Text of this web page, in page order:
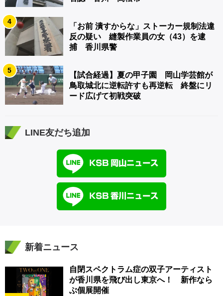
4
「お前 潰すからな」ストーカー規制法違
反の疑い 縫製作業員の女（43）を逮
捕 香川県警
5
【試合経過】夏の甲子園 岡山学芸館が
鳥取城北に逆転許すも再逆転 終盤にリ
ード広げて初戦突破
LINE友だち追加
新着ニュース
自閉スペクトラム症の双子アーティスト
が香川県を飛び出し東京へ！ 新作なら
ぶ個展開催